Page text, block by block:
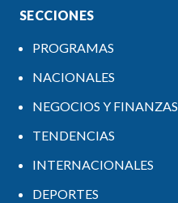
SECCIONES
PROGRAMAS
NACIONALES
NEGOCIOS Y FINANZAS
TENDENCIAS
INTERNACIONALES
DEPORTES